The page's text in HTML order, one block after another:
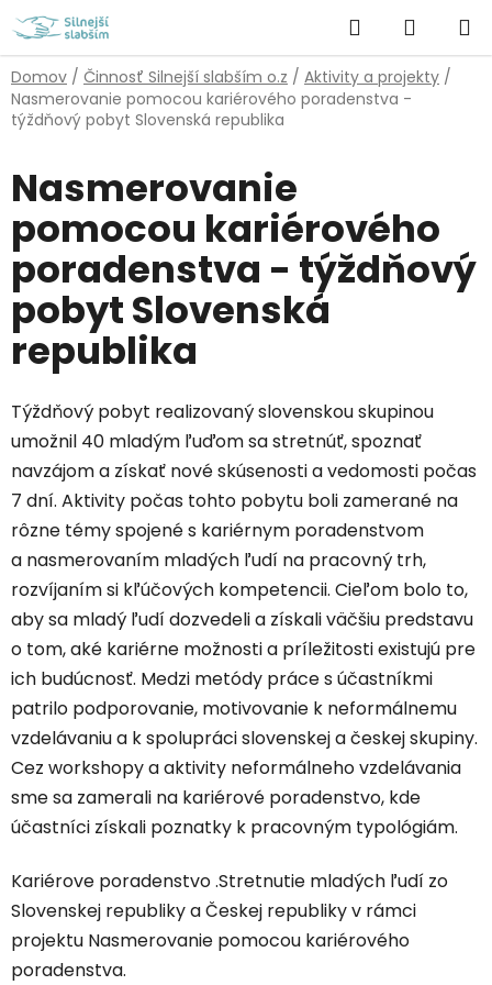
Prejsť
na
obsah
Hľadať
KOŠÍK
Domov / Činnosť Silnejší slabším o.z / Aktivity a projekty /
Nasmerovanie pomocou kariérového poradenstva -
týždňový pobyt Slovenská republika
Nasmerovanie
pomocou kariérového
poradenstva - týždňový
pobyt Slovenská
republika
Týždňový pobyt realizovaný slovenskou skupinou
umožnil 40 mladým ľuďom sa stretnúť, spoznať
navzájom a získať nové skúsenosti a vedomosti počas
7 dní. Aktivity počas tohto pobytu boli zamerané na
rôzne témy spojené s kariérnym poradenstvom
a nasmerovaním mladých ľudí na pracovný trh,
rozvíjaním si kľúčových kompetencii. Cieľom bolo to,
aby sa mladý ľudí dozvedeli a získali väčšiu predstavu
o tom, aké kariérne možnosti a príležitosti existujú pre
ich budúcnosť. Medzi metódy práce s účastníkmi
patrilo podporovanie, motivovanie k neformálnemu
vzdelávaniu a k spolupráci slovenskej a českej skupiny.
Cez workshopy a aktivity neformálneho vzdelávania
sme sa zamerali na kariérové poradenstvo, kde
účastníci získali poznatky k pracovným typológiám.
Kariérove poradenstvo .Stretnutie mladých ľudí zo
Slovenskej republiky a Českej republiky v rámci
projektu Nasmerovanie pomocou kariérového
poradenstva.